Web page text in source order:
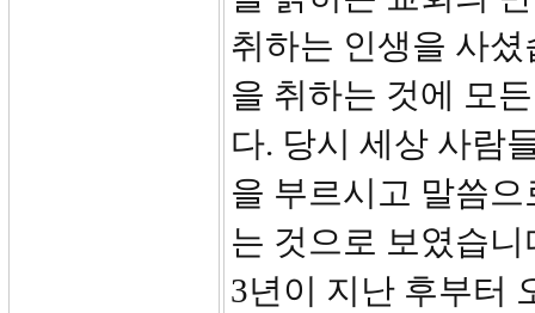
취하는 인생을 사
을 취하는 것에 모
다. 당시 세상 사람
을 부르시고 말씀
는 것으로 보였습
3년이 지난 후부터